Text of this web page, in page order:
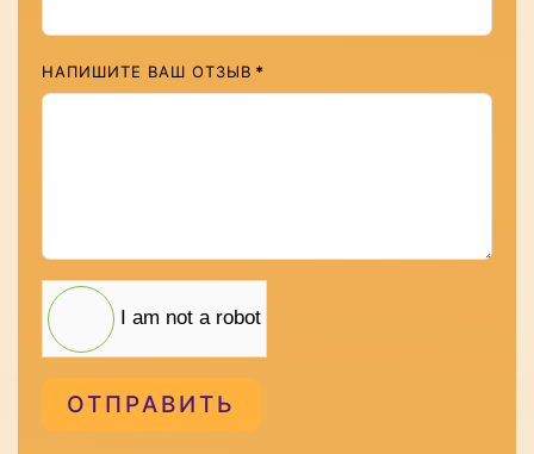
НАПИШИТЕ ВАШ ОТЗЫВ *
I am not a robot
ОТПРАВИТЬ